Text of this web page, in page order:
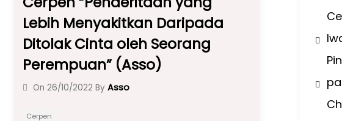
Lebih Menyakitkan Daripada
Ditolak Cinta oleh Seorang
Perempuan” (Asso)
On 26/10/2022 By Asso
Cerpen